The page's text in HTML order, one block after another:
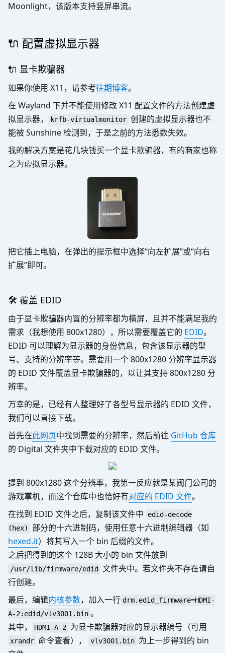
Moonlight，该版本支持竖屏串流。
🔌 配置虚拟显示器
🔌 显卡欺骗器
如果你使用 X11，请参考往期博客。
在 Wayland 下并不能使用修改 X11 配置文件的方法创建虚
拟显示器，
krfb-virtualmonitor 创建的虚拟显示器也不
能被 Sunshine 检测到，于是之前的方法悉数失效。
我的解决方案是花几块钱买一个显卡欺骗器，有的商家也称
之为虚拟显示器。
把它插上电脑，在弹出的提示框中选择“向左扩展”或“向右
扩展”即可。
🛠️ 覆盖 EDID
由于显卡欺骗器内置的分辨率都为横屏，且并不能满足我的
需求（我想使用 800x1280），所以需要覆盖它的 EDID。
EDID 可以理解为显示器的身份信息，包含该显示器的型
号、支持的分辨率等。需要用一个 800x1280 分辨率显示器
的 EDID 文件覆盖显卡欺骗器的，以让其支持 800x1280 分
辨率。
万幸的是，已经有人整理好了各型号显示器的 EDID 文件，
我们可以直接下载。
首先在此网页中找到需要的分辨率，然后前往 GitHub 仓库
的 Digital 文件夹中下载对应的 EDID 文件。
提到 800x1280 这个分辨率，我第一反应就是某阀门公司的
游戏掌机，而这个仓库中也恰好有对应的 EDID 文件。
在找到 EDID 文件之后，复制该文件中
edid-decode
(hex)
部分的十六进制码，使用任意十六进制编辑器（如
hexed.it）将其写入一个 bin 后缀的文件。
之后把得到的这个 128B 大小的 bin 文件放到
/usr/lib/firmware/edid
文件夹中。若文件夹不存在请自
行创建。
最后，编辑内核参数，加入一行 drm.edid_firmware=HDMI-
A-2:edid/vlv3001.bin 。
其中，
HDMI-A-2 为显卡欺骗器对应的显示器编号（可用
xrandr 命令查看）， vlv3001.bin 为上一步得到的 bin